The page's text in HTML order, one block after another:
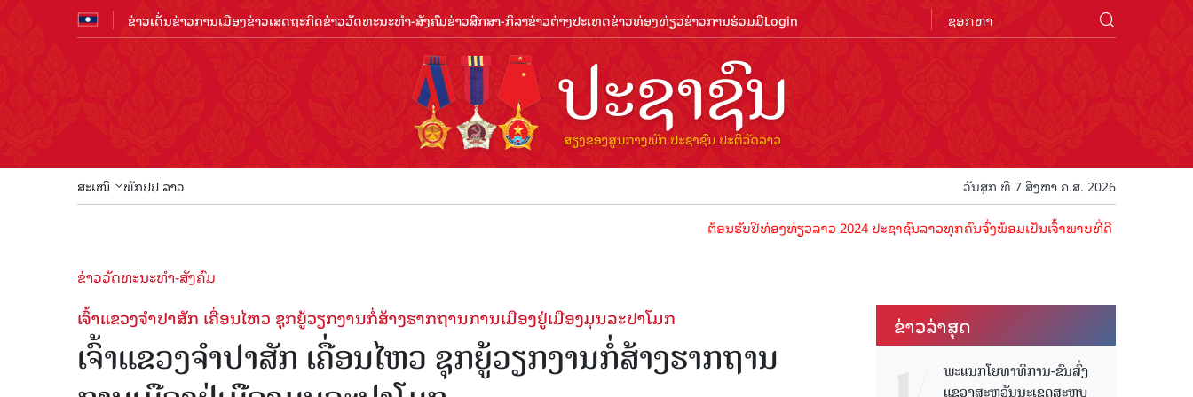
ຂ່າວເດັ່ນຂ່າວການເມືອງຂ່າວເສດຖະກິດຂ່າວວັດທະນະທຳ-ສັງຄົມຂ່າວສືກສາ-ກິລາຂ່າວຕ່າງປະເທດຂ່າວທ່ອງທ່ຽວຂ່າວການຮ່ວມມືLogin
ສະເໜີ ພັກປປ ລາວ ວັນສຸກ ທີ 7 ສິງຫາ ຄ.ສ. 2026
ຕ້ອນຮັບປີທ່ອງທ່ຽວລາວ 2024 ປະຊາຊົນລາວທຸກຄົນຈົ່ງພ້ອມເປັນເຈົ້າພາບທີ່ດີ ຕ້ອນຮັບນັກທ່ອງທ່ຽວດ້ວ
ຂ່າວວັດທະນະທຳ-ສັງຄົມ
ເຈົ້າແຂວງຈຳປາສັກ ເຄື່ອນໄຫວ ຊຸກຍູ້ວຽກງານກໍ່ສ້າງຮາກຖານການເມືອງຢູ່ເມືອງມຸນລະປາໂມກ
ເຈົ້າແຂວງຈຳປາສັກ ເຄື່ອນໄຫວ ຊຸກຍູ້ວຽກງານກໍ່ສ້າງຮາກຖານ
ຂ່າວ​ລ່າ​ສຸດ
ພະແນກໂຍທາທິການ-ຂົນສົ່ງ
ແຂວງສະຫວັນນະເຂດສະຫຼຸບ